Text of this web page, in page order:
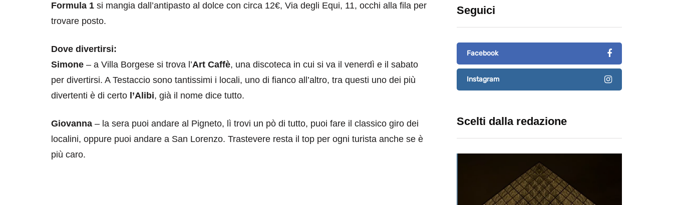
Formula 1 si mangia dall’antipasto al dolce con circa 12€, Via degli Equi, 11, occhi alla fila per
trovare posto.
Dove divertirsi:
Simone – a Villa Borgese si trova l’Art Caffè, una discoteca in cui si va il venerdì e il sabato
per divertirsi. A Testaccio sono tantissimi i locali, uno di fianco all’altro, tra questi uno dei più
divertenti è di certo l’Alibi, già il nome dice tutto.
Giovanna – la sera puoi andare al Pigneto, lì trovi un pò di tutto, puoi fare il classico giro dei
localini, oppure puoi andare a San Lorenzo. Trastevere resta il top per ogni turista anche se è
più caro.
Seguici
Facebook
Instagram
Scelti dalla redazione